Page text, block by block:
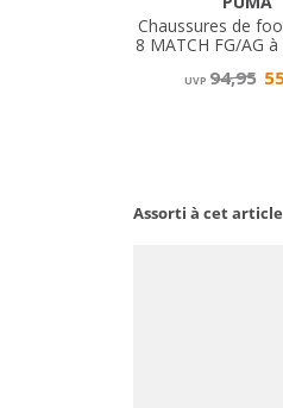
Assorti à cet article